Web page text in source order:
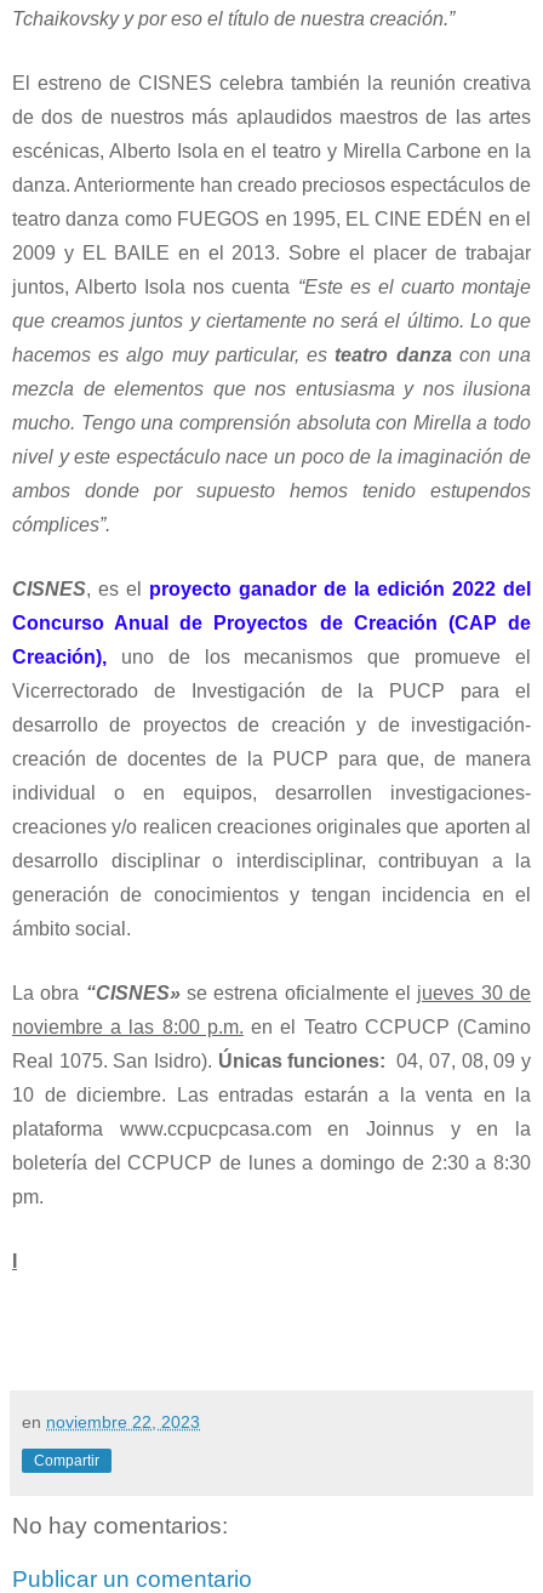
Tchaikovsky y por eso el título de nuestra creación.”
El estreno de CISNES celebra también la reunión creativa
de dos de nuestros más aplaudidos maestros de las artes
escénicas, Alberto Isola en el teatro y Mirella Carbone en la
danza. Anteriormente han creado preciosos espectáculos de
teatro danza como FUEGOS en 1995, EL CINE EDÉN en el
2009 y EL BAILE en el 2013. Sobre el placer de trabajar
juntos, Alberto Isola nos cuenta “Este es el cuarto montaje
que creamos juntos y ciertamente no será el último. Lo que
hacemos es algo muy particular, es teatro danza con una
mezcla de elementos que nos entusiasma y nos ilusiona
mucho. Tengo una comprensión absoluta con Mirella a todo
nivel y este espectáculo nace un poco de la imaginación de
ambos donde por supuesto hemos tenido estupendos
cómplices”.
CISNES, es el
proyecto ganador de la edición 2022 del
Concurso Anual de Proyectos de Creación (CAP de
Creación), uno de los mecanismos que promueve el
Vicerrectorado de Investigación de la PUCP para el
desarrollo de proyectos de creación y de investigación-
creación de docentes de la PUCP para que, de manera
individual o en equipos, desarrollen investigaciones-
creaciones y/o realicen creaciones originales que aporten al
desarrollo disciplinar o interdisciplinar, contribuyan a la
generación de conocimientos y tengan incidencia en el
ámbito social.
La obra “CISNES»se estrena oficialmente el jueves 30 de
noviembre a las 8:00 p.m. en el Teatro CCPUCP (Camino
Real 1075. San Isidro). Únicas funciones: 04, 07, 08, 09 y
10 de diciembre. Las entradas estarán a la venta en la
plataforma www.ccpucpcasa.com en Joinnus y en la
boletería del CCPUCP de lunes a domingo de 2:30 a 8:30
pm.
en noviembre 22, 2023
Compartir
No hay comentarios:
Publicar un comentario